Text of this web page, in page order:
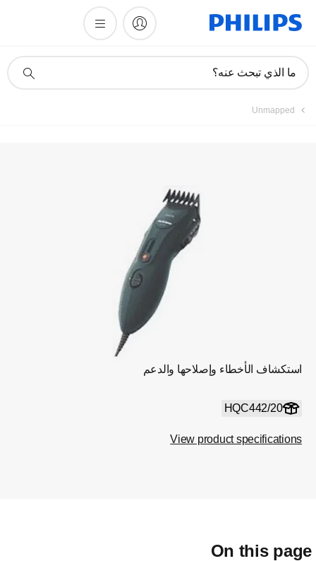
دعم
ما الذي تبحث عنه؟
Unmapped
استكشاف الأخطاء وإصلاحها والدعم
HQC442/20
View product specifications
On this